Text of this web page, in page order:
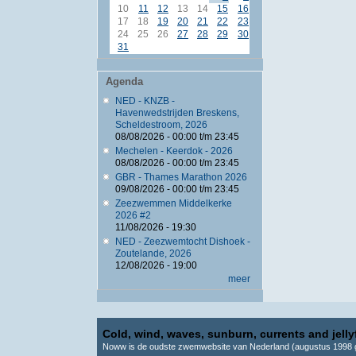
10
11 12 13 14 15
16
17
18 19 20 21 22
23
24
25 26 27 28 29
30
31
Agenda
NED - KNZB -
Havenwedstrijden Breskens,
Scheldestroom, 2026
08/08/2026 - 00:00t/m 23:45
Mechelen - Keerdok - 2026
08/08/2026 - 00:00t/m 23:45
GBR - Thames Marathon 2026
09/08/2026 - 00:00t/m 23:45
Zeezwemmen Middelkerke
2026 #2
11/08/2026 - 19:30
NED - Zeezwemtocht Dishoek -
Zoutelande, 2026
12/08/2026 - 19:00
meer
Cold, wind, waves, sunburn, currents and
Noww is de oudste zwemwebsite van Nederland (augustus 1998